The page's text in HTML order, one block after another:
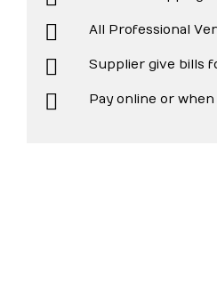
All Professional
Supplier give bills
Pay online or